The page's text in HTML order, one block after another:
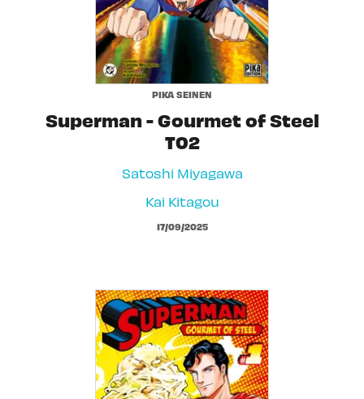
PIKA SEINEN
Superman - Gourmet of Steel
T02
Satoshi Miyagawa
Kai Kitagou
17/09/2025